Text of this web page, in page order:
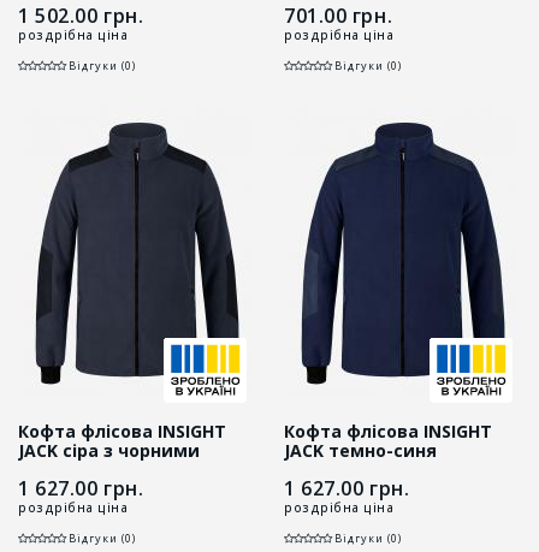
1 502.00 грн.
роздрібна ціна
Відгуки (0)
701.00 грн.
роздрібна ціна
Відгуки (0)
Кофта флісова INSIGHT
JACK сіра з чорними
1 627.00 грн.
роздрібна ціна
Відгуки (0)
Кофта флісова INSIGHT
JACK темно-синя
1 627.00 грн.
роздрібна ціна
Відгуки (0)